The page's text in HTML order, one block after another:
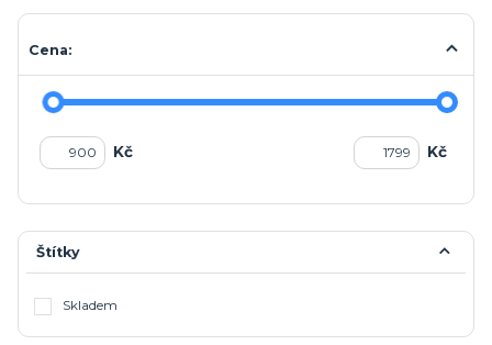
Cena:
Kč Kč
Štítky
Skladem